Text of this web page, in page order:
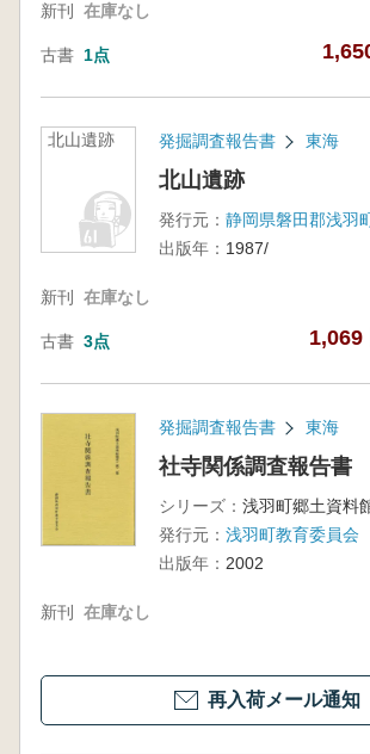
新刊 在庫なし
古書 1点
北山遺跡 発掘調査報告書 東海
北山遺跡
発行元： 静岡県磐田郡浅羽
出版年： 1987/
新刊 在庫なし
古書 3点 1,069
発掘調査報告書 東海
社寺関係調査報告書
シリーズ： 浅羽町郷土資料
発行元： 浅羽町教育委員会
出版年： 2002
新刊 在庫なし
再入荷メール通知